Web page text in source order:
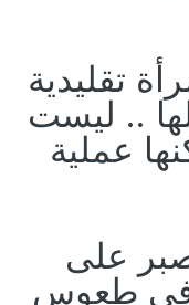
تقليدية
.. ليست
عملية
على
في طعوس